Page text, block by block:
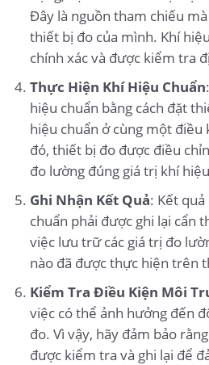
Đây là nguồn tham chiếu
thiết bị đo của mình. Khí
chính xác và được kiểm tra
Thực Hiện Khí Hiệu Chuẩn
hiệu chuẩn bằng cách đặt
hiệu chuẩn ở cùng một điều
đó, thiết bị đo được điều
đo lường đúng giá trị khí
Ghi Nhận Kết Quả: Kết
chuẩn phải được ghi lại cẩn
việc lưu trữ các giá trị đo
nào đã được thực hiện trên
Kiểm Tra Điều Kiện Môi
việc có thể ảnh hưởng đến
đo. Vì vậy, hãy đảm bảo
được kiểm tra và ghi lại để